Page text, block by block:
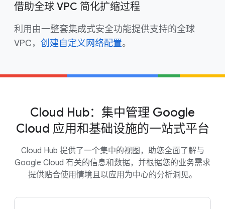
借助全球 VPC 简化扩缩过程
利用由一整套集成式安全功能提供支持的全球
VPC， 创建自定义网络配置。
Cloud Hub：集中管理 Google
Cloud 应用和基础设施的一站式平台
Cloud Hub 提供了一个集中的视图，助您全面了解与
Google Cloud 有关的信息和数据，并根据您的业务需求
提供贴合使用情境且以应用为中心的分析洞见。